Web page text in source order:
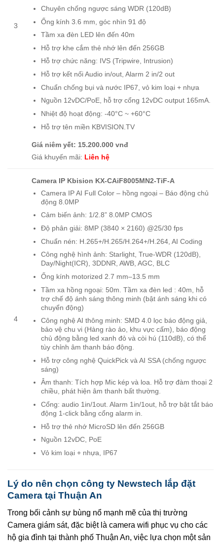
3
Chuyên chống ngược sáng WDR (120dB)
Ống kính 3.6 mm, góc nhìn 91 độ
Tầm xa đèn LED lên đến 40m
Hỗ trợ khe cắm thẻ nhớ lên đến 256GB
Hỗ trợ chức năng: IVS (Tripwire, Intrusion)
Hỗ trợ kết nối Audio in/out, Alarm 2 in/2 out
Chuẩn chống bụi và nước IP67, vỏ kim loại + nhựa
Nguồn 12vDC/PoE, hỗ trợ cổng 12vDC output 165mA.
Nhiệt độ hoạt động: -40°C ~ +60°C
Hỗ trợ tên miền KBVISION.TV
Giá niêm yết: 15.200.000 vnđ
Giá khuyến mãi: Liên hệ
4
Camera IP Kbision KX-CAiF8005MN2-TiF-A
Camera IP AI Full Color – hồng ngoại – Báo động chủ
động 8.0MP
Cảm biến ảnh: 1/2.8” 8.0MP CMOS
Độ phân giải: 8MP (3840 × 2160) @25/30 fps
Chuẩn nén: H.265+/H.265/H.264+/H.264, AI Coding
Công nghệ hình ảnh: Starlight, True-WDR (120dB),
Day/Night(ICR), 3DDNR, AWB, AGC, BLC
Ống kính motorized 2.7 mm–13.5 mm
Tầm xa hồng ngoại: 50m. Tầm xa đèn led : 40m, hỗ
trợ chế độ ánh sáng thông minh (bật ánh sáng khi có
chuyển động)
Công nghệ AI thông minh: SMD 4.0 lọc báo động giả,
bảo vệ chu vi (Hàng rào ảo, khu vực cấm), báo động
chủ động bằng led xanh đỏ và còi hú (110dB), có thể
tùy chỉnh âm thanh báo động.
Hỗ trợ công nghệ QuickPick và AI SSA (chống ngược
sáng)
Âm thanh: Tích hợp Mic kép và loa. Hỗ trợ đàm thoại 2
chiều, phát hiện âm thanh bất thường.
Cổng: audio 1in/1out. Alarm 1in/1out, hỗ trợ bật tắt báo
động 1-click bằng cổng alarm in.
Hỗ trợ thẻ nhớ MicroSD lên đến 256GB
Nguồn 12vDC, PoE
Vỏ kim loại + nhựa, IP67
Lý do nên chọn công ty Newstech lắp đặt
Camera tại Thuận An
Trong bối cảnh sự bùng nổ mạnh mẽ của thị trường
Camera giám sát, đặc biệt là camera wifi phục vụ cho các
hộ gia đình tại thành phố Thuận An, việc lựa chọn một sản